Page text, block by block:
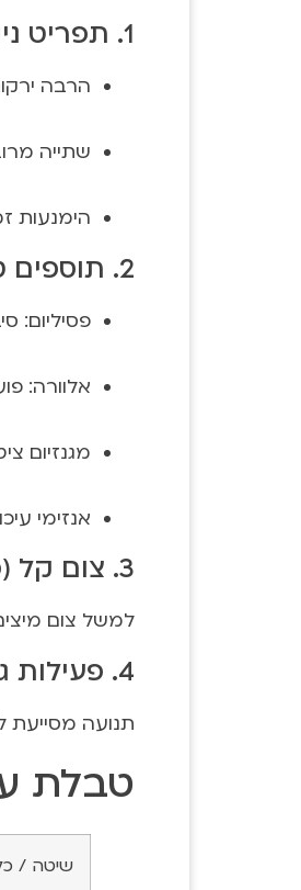
1. תפריט ניקוי קל לעיכול
הרבה
שתייה
הימנעות
2. תוספים טבעיים מנקים
פסיליום:
אלוורה:
מגנזיום
אנזימי
3. צום קל (פעם בשבוע)
למשל צום מיצים ליום אחד או צום 16/
4. פעילות גופנית מתונה
תנועה מסייעת
טבלת
שיטה /